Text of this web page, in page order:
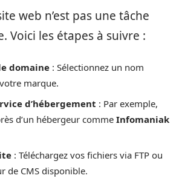
web n’est pas une tâche
Voici les étapes à suivre :
domaine : Sélectionnez un nom
marque.
d’hébergement : Par exemple,
d’un hébergeur comme Infomaniak
: Téléchargez vos fichiers via FTP ou
de CMS disponible.